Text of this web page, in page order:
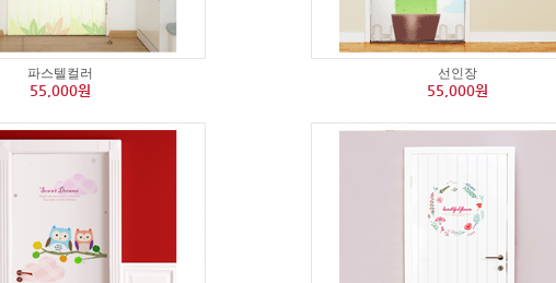
파스텔컬러
55,000원
선인장
55,000원